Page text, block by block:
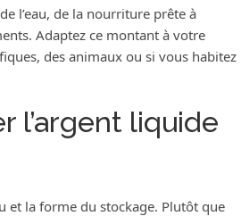
l’eau, de la nourriture prête à
Adaptez ce montant à votre
des animaux ou si vous habitez
l’argent liquide
et la forme du stockage. Plutôt que